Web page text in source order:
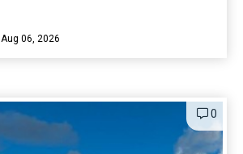
Aug 06, 2026
0